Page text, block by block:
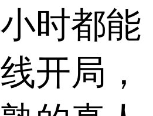
时都能
开局，